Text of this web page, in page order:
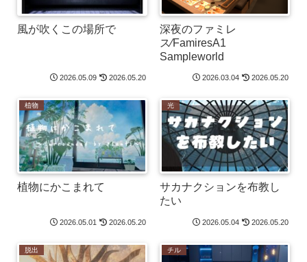
風が吹くこの場所で
2026.05.09 2026.05.20
深夜のファミレ
ス⁄FamiresA1
Sampleworld
2026.03.04 2026.05.20
植物
植物にかこまれて
2026.05.01 2026.05.20
光
サカナクションを布教し
たい
2026.05.04 2026.05.20
脱出 チル